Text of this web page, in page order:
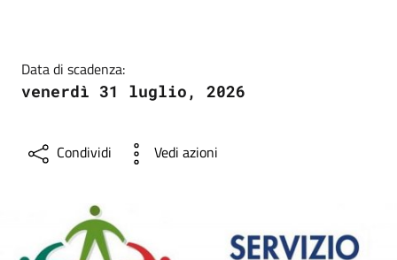
Data di scadenza:
venerdì 31 luglio, 2026
Condividi Vedi azioni